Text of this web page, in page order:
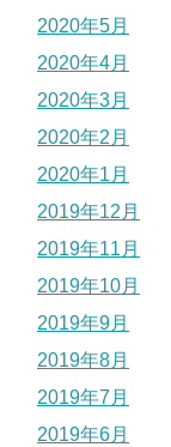
2020年5月
2020年4月
2020年3月
2020年2月
2020年1月
2019年12月
2019年11月
2019年10月
2019年9月
2019年8月
2019年7月
2019年6月